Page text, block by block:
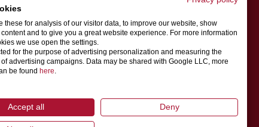
info@schwer.com
Ansprechpartner
these for analysis of our visitor data, to improve our website, show
and to give you a great website experience. For more information
we use open the settings.
for the purpose of advertising personalization and measuring the
advertising campaigns. Data may be shared with Google LLC, more
be found here.
Accept all Deny